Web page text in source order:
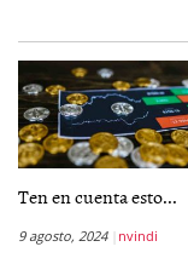
Ten en cuenta esto...
9 agosto, 2024 nvindi